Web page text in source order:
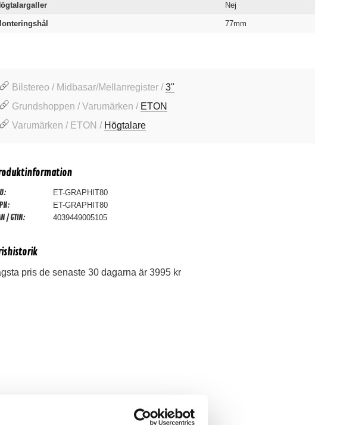
Nej
77mm
Bilstereo / Midbasar/Mellanregister /3"
Grundshoppen / Varumärken / ETON
Varumärken / ETON / Högtalare
ET-GRAPHIT80
ET-GRAPHIT80
/ GTIN: 4039449005105
pris de senaste 30 dagarna är 3995 kr